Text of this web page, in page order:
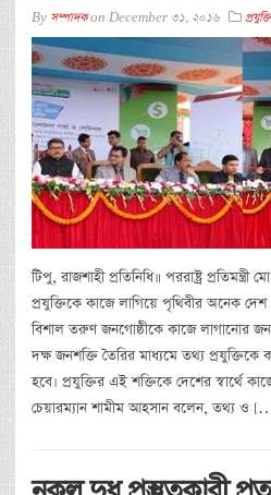
By সম্পাদকon December 31, 2016 প্রযুক্তি
টিপু, রাজশাহী প্রতিনিধি॥ পররাষ্ট্র
প্রযুক্তিকে কাজে লাগিয়ে পৃথিবীর অনেক
বিশাল তরুণ জনগোষ্ঠীকে কাজে লাগানোর
দক্ষ জনশক্তি তৈরির মাধ্যমে তথ্য প্রযুক্তিকে
হবে। প্রযুক্তির এই শক্তিকে দেশের স্বার্থে
চেয়ারম্যান শামীম আহসান বলেন, তথ্য ও